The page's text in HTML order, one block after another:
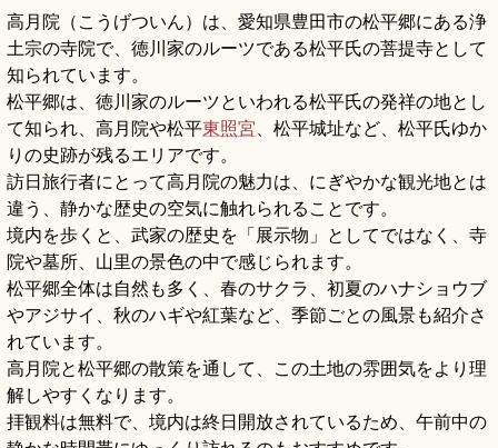
高月院（こうげついん）は、愛知県豊田市の松平郷にある浄
土宗の寺院で、徳川家のルーツである松平氏の菩提寺として
知られています。
松平郷は、徳川家のルーツといわれる松平氏の発祥の地とし
て知られ、高月院や松平東照宮 、松平城址など、松平氏ゆか
りの史跡が残るエリアです。
訪日旅行者にとって高月院の魅力は、にぎやかな観光地とは
違う、静かな歴史の空気に触れられることです。
境内を歩くと、武家の歴史を「展示物」としてではなく、寺
院や墓所、山里の景色の中で感じられます。
松平郷全体は自然も多く、春のサクラ、初夏のハナショウブ
やアジサイ、秋のハギや紅葉など、季節ごとの風景も紹介さ
れています。
高月院と松平郷の散策を通して、この土地の雰囲気をより理
解しやすくなります。
拝観料は無料で、境内は終日開放されているため、午前中の